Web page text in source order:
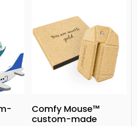
Comfy Mouse™
custom-made